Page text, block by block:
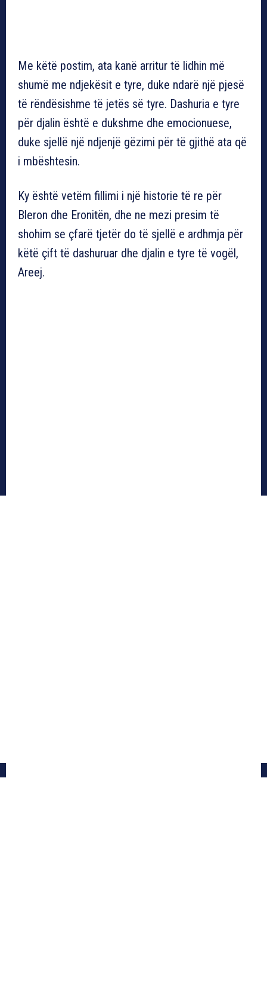
Me këtë postim, ata kanë arritur të lidhin më
shumë me ndjekësit e tyre, duke ndarë një pjesë
të rëndësishme të jetës së tyre. Dashuria e tyre
për djalin është e dukshme dhe emocionuese,
duke sjellë një ndjenjë gëzimi për të gjithë ata që
i mbështesin.
Ky është vetëm fillimi i një historie të re për
Bleron dhe Eronitën, dhe ne mezi presim të
shohim se çfarë tjetër do të sjellë e ardhmja për
këtë çift të dashuruar dhe djalin e tyre të vogël,
Areej.